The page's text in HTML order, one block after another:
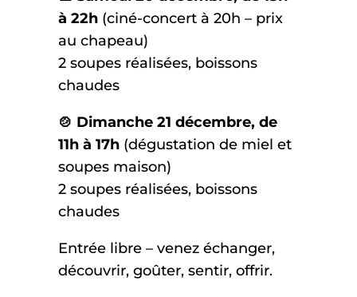
à 22h (ciné-concert à 20h – prix
au chapeau)
2 soupes réalisées, boissons
chaudes
🍲 Dimanche 21 décembre, de
11h à 17h (dégustation de miel et
soupes maison)
2 soupes réalisées, boissons
chaudes
Entrée libre – venez échanger,
découvrir, goûter, sentir, offrir.